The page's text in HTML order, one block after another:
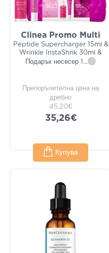
Clinea Promo Multi
Peptide Supercharger 15ml &
Wrinkle InstaShrik 30ml &
Подарък несесер 1 ... i
Препоръчителна цена на
дребно
45,20€
35,26€
Купува